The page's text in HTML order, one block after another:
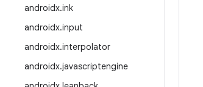
androidx.ink
androidx.input
androidx.interpolator
androidx.javascriptengine